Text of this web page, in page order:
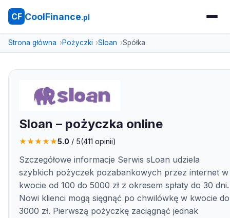
CF CoolFinance.pl
Strona główna Pożyczki Sloan Spółka
Sloan – pożyczka online
★★★★★5.0 / 5(411 opinii)
Szczegółowe informacje Serwis sLoan udziela
szybkich pożyczek pozabankowych przez internet w
kwocie od 100 do 5000 zł z okresem spłaty do 30 dni.
Nowi klienci mogą sięgnąć po chwilówkę w kwocie do
3000 zł. Pierwszą pożyczkę zaciągnąć jednak